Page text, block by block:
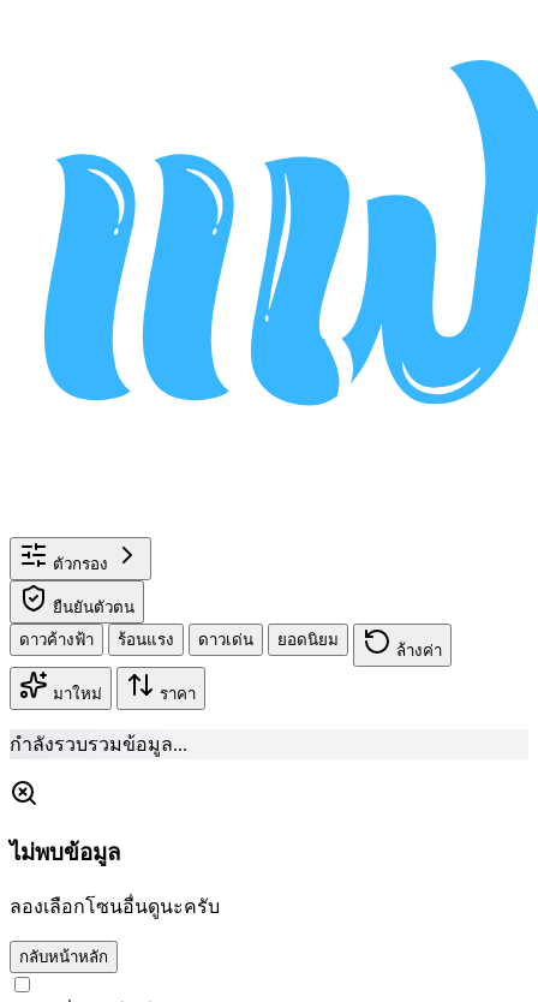
ตัวกรอง
ยืนยันตัวตน
ดาวค้างฟ้า
ร้อนแรง ดาวเด่น ยอดนิยม
ล้างค่า
มาใหม่ ราคา
กำลังรวบรวมข้อมูล...
ไม่พบข้อมูล
ลองเลือกโซนอื่นดูนะครับ
กลับหน้าหลัก